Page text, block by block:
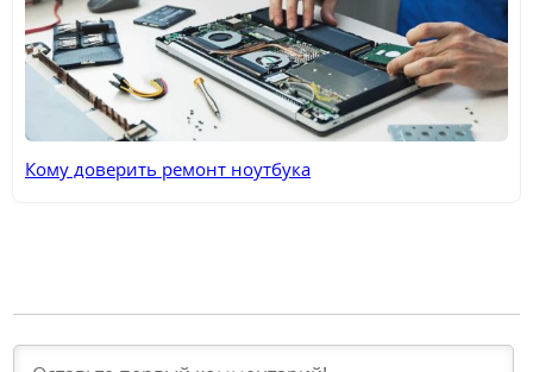
Кому доверить ремонт ноутбука